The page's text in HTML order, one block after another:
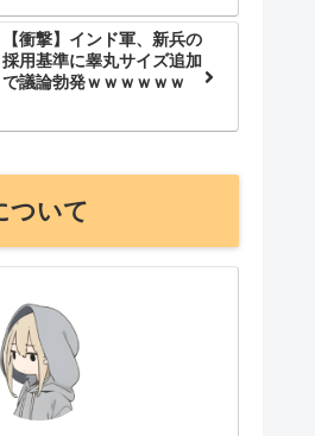
【衝撃】インド軍、新兵の
採用基準に睾丸サイズ追加
で議論勃発ｗｗｗｗｗｗ
ついて